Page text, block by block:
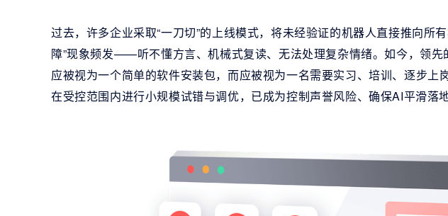
过去，许多企业采取“一刀切”的上线模式，将未经验证的机器人直接推向所
障”现象频发——听不懂方言、机械式复读、无法处理复杂情绪。如今，领先
应被视为一个简单的软件安装包，而应被视为一名需要实习、培训、逐步上
在受控范围内进行小规模试错与调优，已成为控制声誉风险、确保AI平滑落